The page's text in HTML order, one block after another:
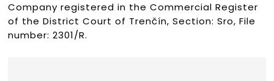
Company registered in the Commercial Register
of the District Court of Trenčín, Section: Sro, File
number: 2301/R.